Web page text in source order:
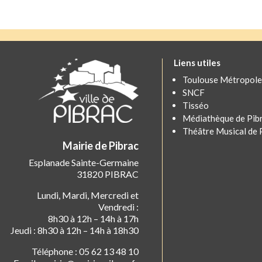
Mairie de Pibrac
Esplanade Sainte-Germaine
31820 PIBRAC
Lundi, Mardi, Mercredi et
Vendredi :
8h30 à 12h – 14h à 17h
Jeudi : 8h30 à 12h – 14h à 18h30
Téléphone : 05 62 13 48 10
Liens utiles
Toulouse Métropole
SNCF
Tisséo
Médiathèque de
Théâtre Musical de